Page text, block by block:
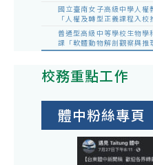
國立臺南女子高級中學人
「人權及轉型正義課程入
普通型高級中等學校生物
課「軟體動物解剖觀察與推
校務重點工作
體中粉絲專頁